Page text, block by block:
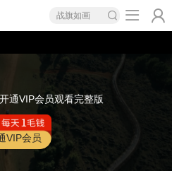
战旗如画
通VIP会员观看完整版
VIP会员